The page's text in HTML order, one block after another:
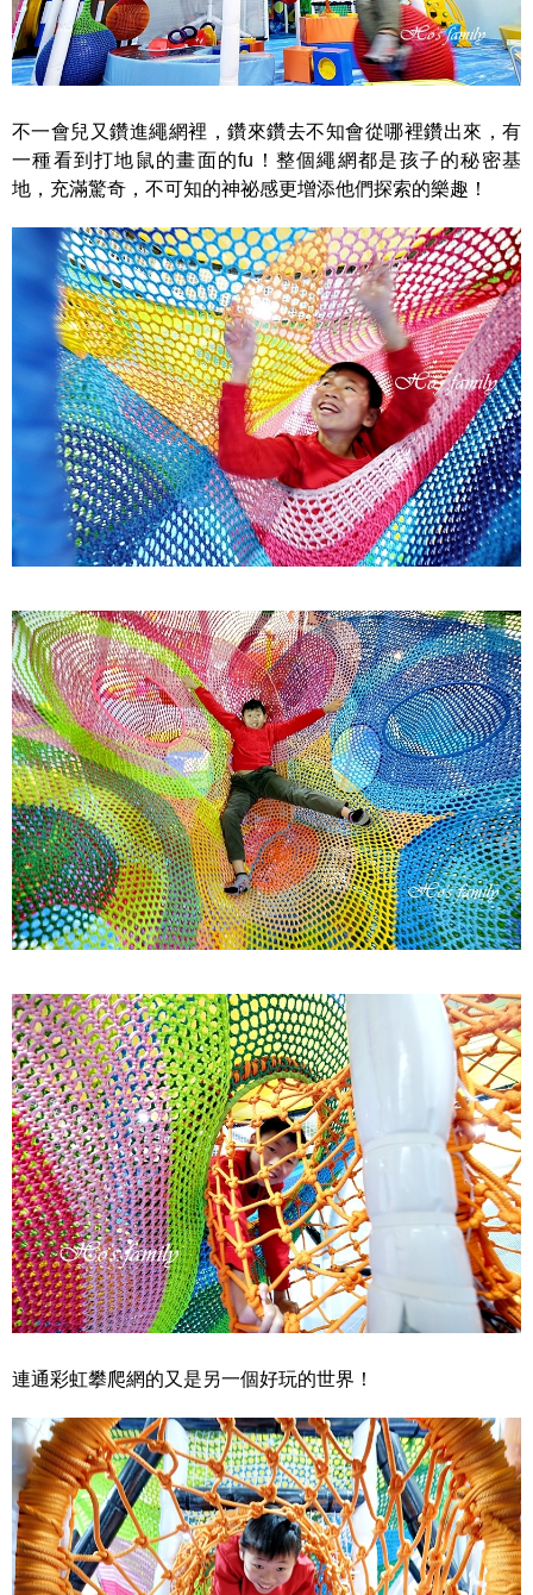
不一會兒又鑽進繩網裡，鑽來鑽去不知會從哪裡鑽出來，有
一種看到打地鼠的畫面的fu！整個繩網都是孩子的秘密基
地，充滿驚奇，不可知的神祕感更增添他們探索的樂趣！
連通彩虹攀爬網的又是另一個好玩的世界！